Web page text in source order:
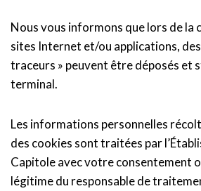
Nous vous informons que lors de la
sites Internet et/ou applications, des
traceurs » peuvent être déposés et
terminal.
Les informations personnelles
des cookies sont traitées par
Capitole avec votre consentement
légitime du responsable de